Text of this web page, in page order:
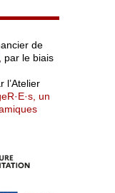
de
, par le biais
l’Atelier
un